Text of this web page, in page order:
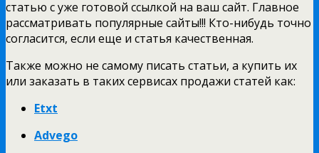
статью с уже готовой ссылкой на ваш сайт. Главное
рассматривать популярные сайты!!! Кто-нибудь точно
согласится, если еще и статья качественная.
Также можно не самому писать статьи, а купить их
или заказать в таких сервисах продажи статей как:
Etxt
Advego